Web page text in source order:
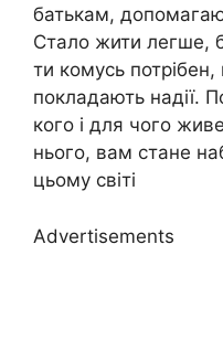
батькам,
Стало жити легше,
ти комусь
покладають надії.
кого і для чого
нього, вам стане
цьому світі
Advertisements